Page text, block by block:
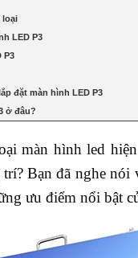
loại
LED P3
P3
đặt màn hình LED P3
ở đâu?
màn hình led
Bạn đã nghe
ưu điểm nổi bật